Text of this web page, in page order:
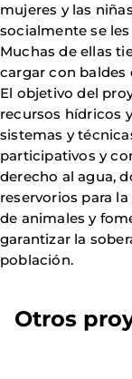
mujeres y las
socialmente se
Muchas de ellas
cargar con baldes
El objetivo del
recursos hídricos
sistemas y
participativos y
derecho al agua,
reservorios para
de animales y
garantizar la
población.
Otros